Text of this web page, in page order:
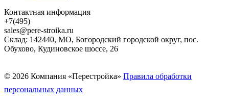
Контактная информация
+7(495)
sales@pere-stroika.ru
Склад: 142440, МО, Богородский городской округ, пос.
Обухово, Кудиновское шоссе, 26
© 2026 Компания «Перестройка» Правила обработки
персональных данных